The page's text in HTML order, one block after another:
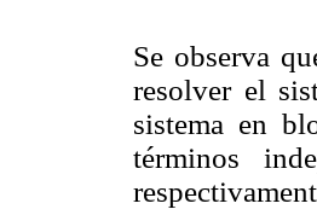
Se observa
resolver el
sistema en
términos